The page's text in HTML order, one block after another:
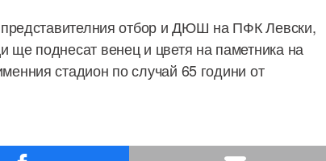
отбор и ДЮШ на ПФК Левски,
ще поднесат венец и цветя на паметника на
стадион по случай 65 години от